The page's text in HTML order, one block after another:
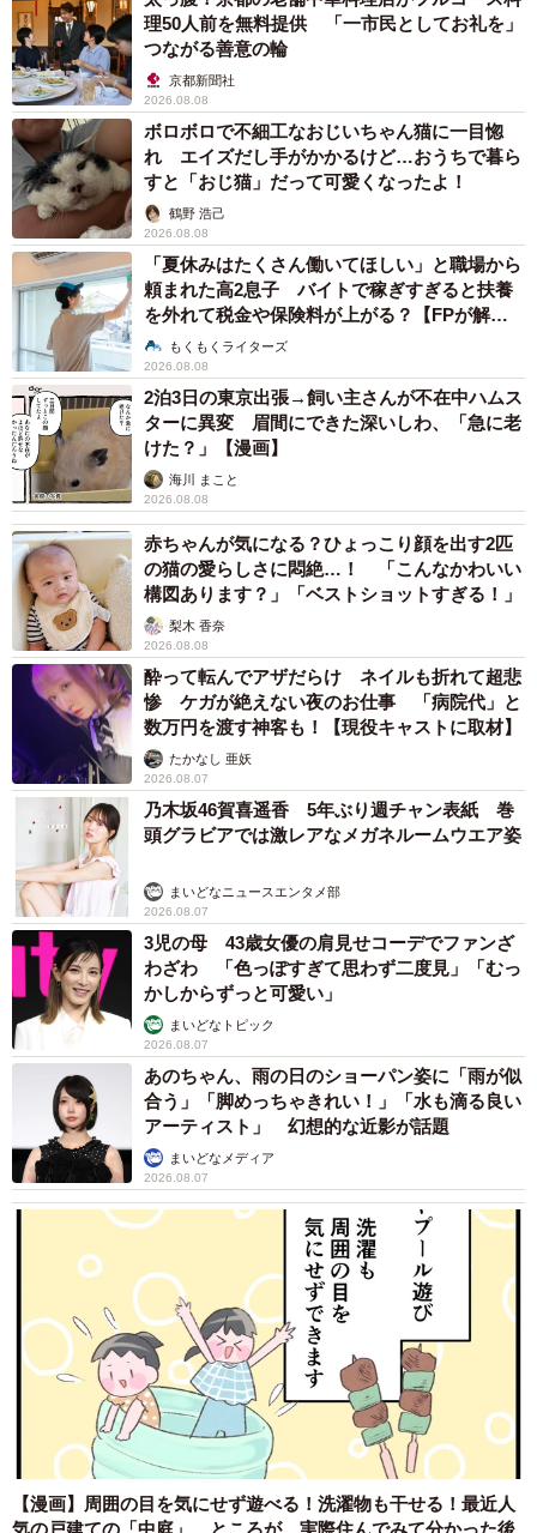
理50人前を無料提供 「一市民としてお礼を」
つながる善意の輪
京都新聞社
2026.08.08
ボロボロで不細工なおじいちゃん猫に一目惚
れ エイズだし手がかかるけど…おうちで暮ら
すと「おじ猫」だって可愛くなったよ！
鶴野 浩己
2026.08.08
「夏休みはたくさん働いてほしい」と職場から
頼まれた高2息子 バイトで稼ぎすぎると扶養
を外れて税金や保険料が上がる？【FPが解
説】もくもくライターズ
2026.08.08
2泊3日の東京出張→飼い主さんが不在中ハムス
ターに異変 眉間にできた深いしわ、「急に老
けた？」【漫画】
海川 まこと
2026.08.08
赤ちゃんが気になる？ひょっこり顔を出す2匹
の猫の愛らしさに悶絶…！ 「こんなかわいい
構図あります？」「ベストショットすぎる！」
梨木 香奈
2026.08.08
酔って転んでアザだらけ ネイルも折れて超悲
惨 ケガが絶えない夜のお仕事 「病院代」と
数万円を渡す神客も！【現役キャストに取材】
たかなし 亜妖
2026.08.07
乃木坂46賀喜遥香 5年ぶり週チャン表紙 巻
頭グラビアでは激レアなメガネルームウエア姿
まいどなニュースエンタメ部
2026.08.07
3児の母 43歳女優の肩見せコーデでファンざ
わざわ 「色っぽすぎて思わず二度見」「むっ
かしからずっと可愛い」
まいどなトピック
2026.08.07
あのちゃん、雨の日のショーパン姿に「雨が似
合う」「脚めっちゃきれい！」「水も滴る良い
アーティスト」 幻想的な近影が話題
まいどなメディア
2026.08.07
【漫画】周囲の目を気にせず遊べる！洗濯物も干せる！最近人
気の戸建ての「中庭」 ところが…実際住んでみて分かった後